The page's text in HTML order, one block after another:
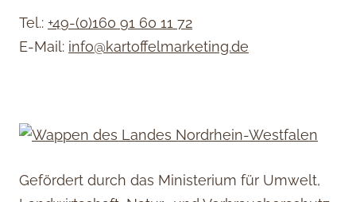
Tel.: +49-(0)160 91 60 11 72
E-Mail: info@kartoffelmarketing.de
Gefördert durch das Ministerium für Umwelt,